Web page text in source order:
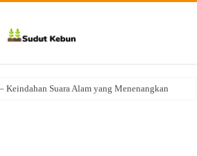
Keindahan Suara Alam yang Menenangkan